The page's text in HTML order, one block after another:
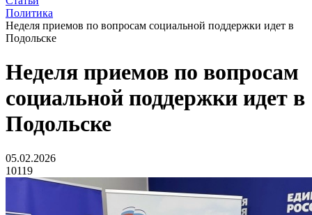
Политика
Неделя приемов по вопросам социальной поддержки идет в
Подольске
Неделя приемов по вопросам
социальной поддержки идет в
Подольске
05.02.2026
10119